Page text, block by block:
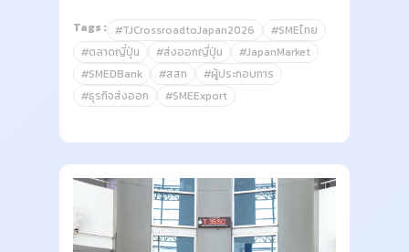
Tags : #TJCrossroadtoJapan2026
#SMEไทย
#ตลาดญี่ปุ่น
#ส่งออกญี่ปุ่น
#JapanMarket
#SMEDBank
#สสท
#ผู้ประกอบการ
#ธุรกิจส่งออก
#SMEExport